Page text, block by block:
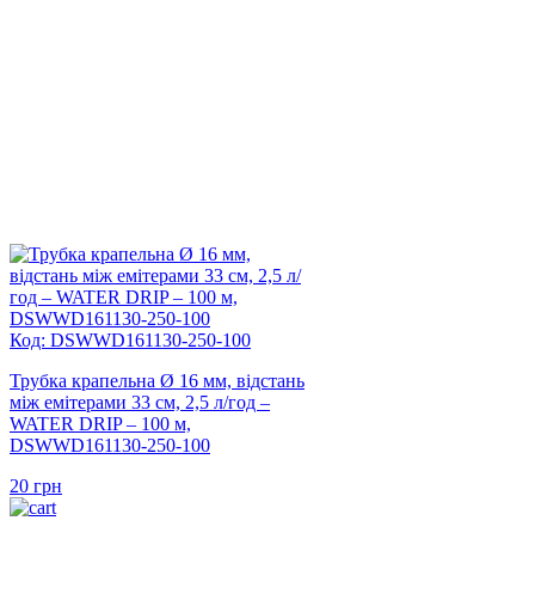
Код: DSWWD161130-250-100
Трубка крапельна Ø 16 мм, відстань
між емітерами 33 см, 2,5 л/год –
WATER DRIP – 100 м,
DSWWD161130-250-100
20 грн